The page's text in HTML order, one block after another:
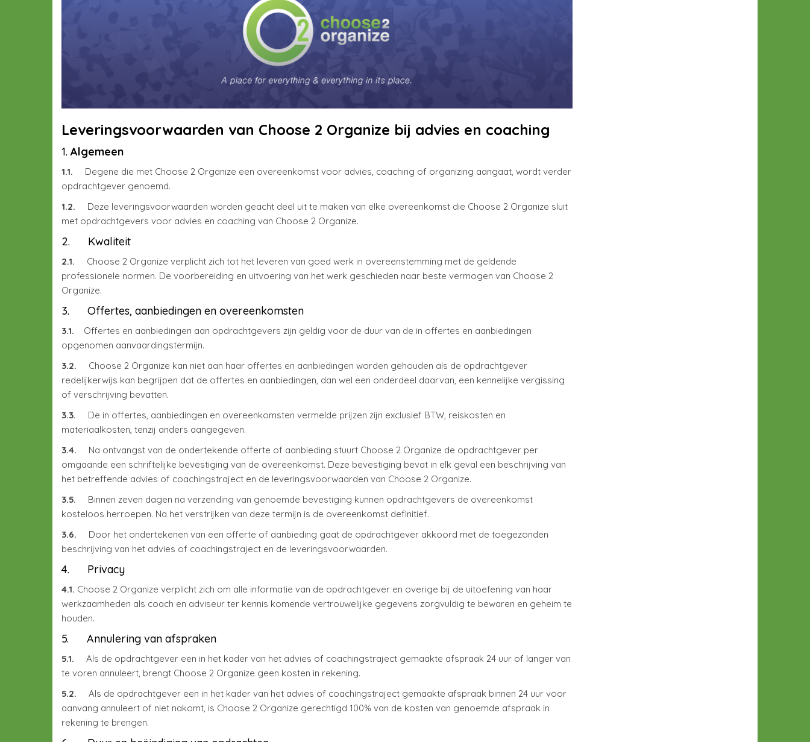
Leveringsvoorwaarden van Choose 2 Organize bij advies en coaching
1. Algemeen
1.1. Degene die met Choose 2 Organize een overeenkomst voor advies, coaching of organizing aangaat, wordt verder
opdrachtgever genoemd.
1.2. Deze leveringsvoorwaarden worden geacht deel uit te maken van elke overeenkomst die Choose 2 Organize sluit
met opdrachtgevers voor advies en coaching van Choose 2 Organize.
2. Kwaliteit
2.1. Choose 2 Organize verplicht zich tot het leveren van goed werk in overeenstemming met de geldende
professionele normen. De voorbereiding en uitvoering van het werk geschieden naar beste vermogen van Choose 2
Organize.
3. Offertes, aanbiedingen en overeenkomsten
3.1. Offertes en aanbiedingen aan opdrachtgevers zijn geldig voor de duur van de in offertes en aanbiedingen
opgenomen aanvaardingstermijn.
3.2. Choose 2 Organize kan niet aan haar offertes en aanbiedingen worden gehouden als de opdrachtgever
redelijkerwijs kan begrijpen dat de offertes en aanbiedingen, dan wel een onderdeel daarvan, een kennelijke vergissing
of verschrijving bevatten.
3.3. De in offertes, aanbiedingen en overeenkomsten vermelde prijzen zijn exclusief BTW, reiskosten en
materiaalkosten, tenzij anders aangegeven.
3.4. Na ontvangst van de ondertekende offerte of aanbieding stuurt Choose 2 Organize de opdrachtgever per
omgaande een schriftelijke bevestiging van de overeenkomst. Deze bevestiging bevat in elk geval een beschrijving van
het betreffende advies of coachingstraject en de leveringsvoorwaarden van Choose 2 Organize.
3.5. Binnen zeven dagen na verzending van genoemde bevestiging kunnen opdrachtgevers de overeenkomst
kosteloos herroepen. Na het verstrijken van deze termijn is de overeenkomst definitief.
3.6. Door het ondertekenen van een offerte of aanbieding gaat de opdrachtgever akkoord met de toegezonden
beschrijving van het advies of coachingstraject en de leveringsvoorwaarden.
4. Privacy
4.1. Choose 2 Organize verplicht zich om alle informatie van de opdrachtgever en overige bij de uitoefening van haar
werkzaamheden als coach en adviseur ter kennis komende vertrouwelijke gegevens zorgvuldig te bewaren en geheim te
houden.
5. Annulering van afspraken
5.1. Als de opdrachtgever een in het kader van het advies of coachingstraject gemaakte afspraak 24 uur of langer van
te voren annuleert, brengt Choose 2 Organize geen kosten in rekening.
5.2. Als de opdrachtgever een in het kader van het advies of coachingstraject gemaakte afspraak binnen 24 uur voor
aanvang annuleert of niet nakomt, is Choose 2 Organize gerechtigd 100% van de kosten van genoemde afspraak in
rekening te brengen.